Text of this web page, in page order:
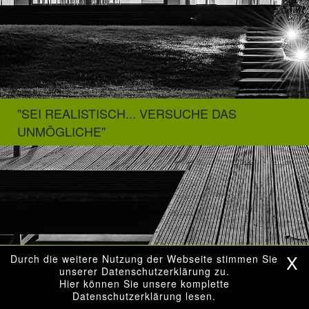
Durch die weitere Nutzung der Webseite stimmen Sie
unserer Datenschutzerklärung zu.
Hier können Sie unsere komplette
Datenschutzerklärung lesen.
X
"SEI REALISTISCH... VERSUCHE DAS
UNMÖGLICHE"
PROFIL
TEAM
PRESSE
JOBS
KONTAKT
WOHNEN NEUBAU
WOHNEN UMBAU